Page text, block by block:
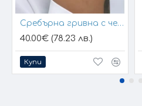
Сребърна гривна с черен конец и позлатени топчета
40.00€ (78.23 лв.)
Купи